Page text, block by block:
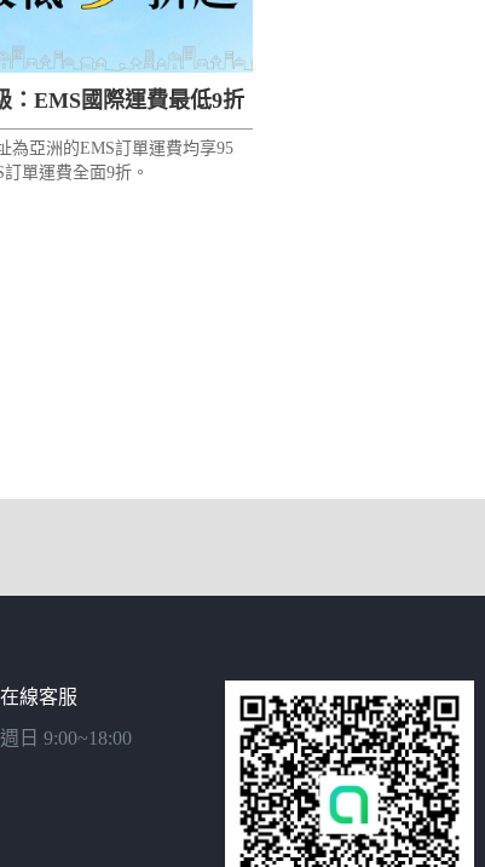
：EMS國際運費最低9折
起！
為亞洲的EMS訂單運費均享95
單運費全面9折。
線客服
日 9:00~18:00